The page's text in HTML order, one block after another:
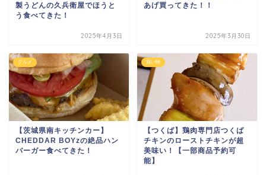
製うどんの久兵衛屋でほうと
う食べてきた！
2025年4月3日
あげ買ってきた！！
2025年3月30日
グルメ
【茨城県南キッチンカー】
CHEDDAR BOYzの絶品ハン
バーガー食べてきた！
買い物
【つくば】鶏肉専門店つくば
チキンのローストチキンが超
美味い！【一部商品予約可
能】